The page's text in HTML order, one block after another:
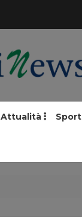
Attualità Sport